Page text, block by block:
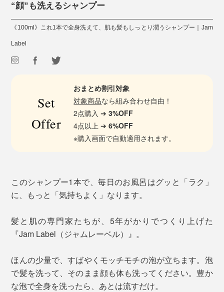
“顔”も洗えるシャンプー
《100ml》これ1本で全身洗えて、肌も髪もしっとり潤うシャンプー｜Jam
Label
Set
Offer
おまとめ割引対象
対象商品なら組み合わせ自由！
2点購入 ➔3%OFF
4点以上 ➔6%OFF
※購入画面で自動適用されます。
このシャンプー1本で、毎日のお風呂はグッと「ラク」
に、もっと「気持ちよく」なります。
髪と肌の専門家たちが、5年がかりでつくり上げた
『Jam Label（ジャムレーベル）』。
ほんの少量で、すばやくモッチモチの泡が立ちます。泡
で髪を洗って、そのまま顔も体も洗ってください。豊か
な泡で全身を洗ったら、あとは流すだけ。